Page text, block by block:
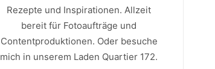
Rezepte und Inspirationen. Allzeit
bereit für Fotoaufträge und
Contentproduktionen. Oder besuche
mich in unserem Laden Quartier 172.